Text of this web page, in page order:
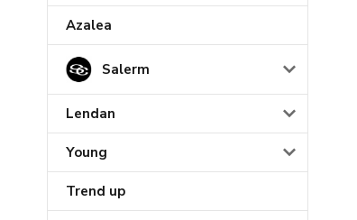
Azalea
Salerm
Lendan
Young
Trend up